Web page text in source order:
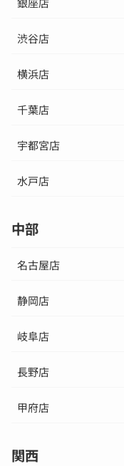
渋谷店
横浜店
千葉店
宇都宮店
水戸店
中部
名古屋店
静岡店
岐阜店
長野店
甲府店
関西